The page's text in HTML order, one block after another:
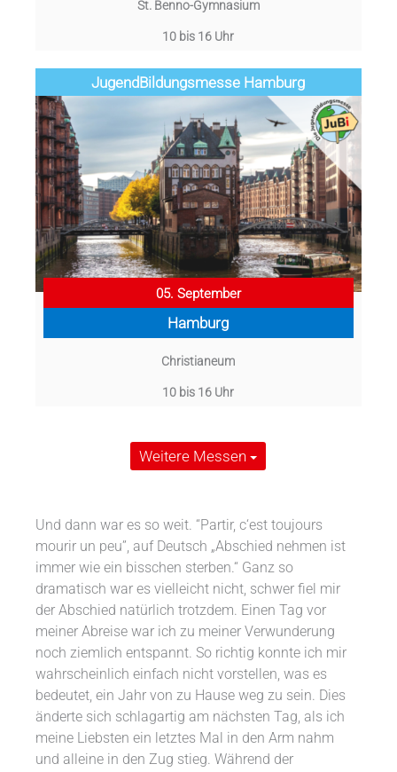
St. Benno-Gymnasium
10 bis 16 Uhr
Jugend­­­­­Bildungsmess­e Hamburg
05. September
Hamburg
Christianeum
10 bis 16 Uhr
Weitere Messen
Und dann war es so weit. “Partir, c‘est toujours
mourir un peu”, auf Deutsch „Abschied nehmen ist
immer wie ein bisschen sterben.“ Ganz so
dramatisch war es vielleicht nicht, schwer fiel mir
der Abschied natürlich trotzdem. Einen Tag vor
meiner Abreise war ich zu meiner Verwunderung
noch ziemlich entspannt. So richtig konnte ich mir
wahrscheinlich einfach nicht vorstellen, was es
bedeutet, ein Jahr von zu Hause weg zu sein. Dies
änderte sich schlagartig am nächsten Tag, als ich
meine Liebsten ein letztes Mal in den Arm nahm
und alleine in den Zug stieg. Während der